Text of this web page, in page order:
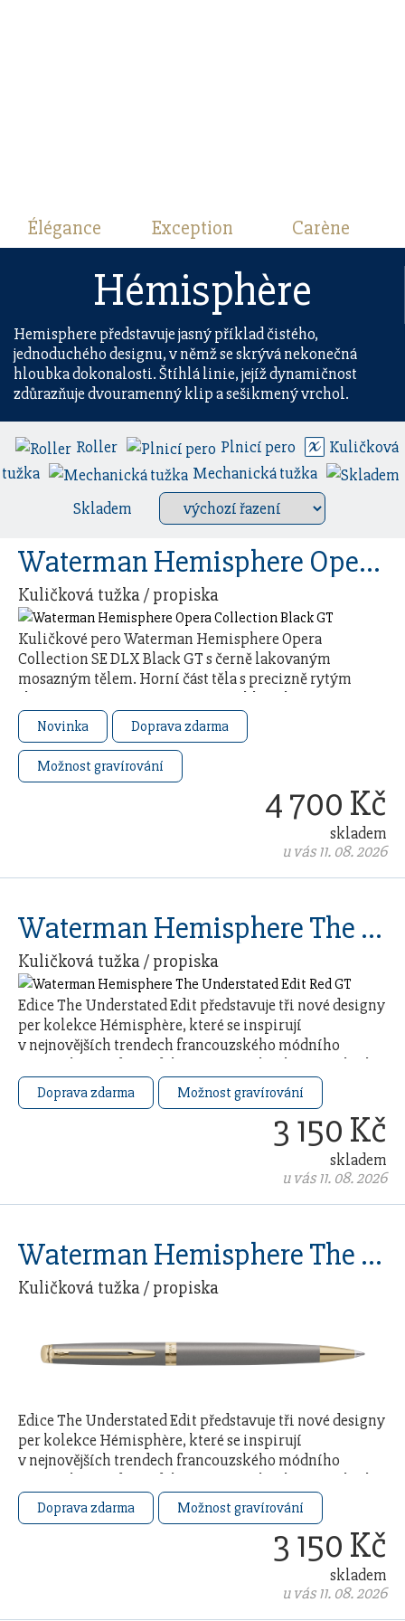
Élégance Exception Carène
Hémisphère
Hemisphere představuje jasný příklad čistého,
jednoduchého designu, v němž se skrývá nekonečná
hloubka dokonalosti. Štíhlá linie, jejíž dynamičnost
zdůrazňuje dvouramenný klip a sešikmený vrchol.
Roller Plnicí pero
Kuličková
tužka
Mechanická tužka
Skladem
Waterman Hemisphere Opera Collection Black GT
Kuličková tužka / propiska
Kuličkové pero Waterman Hemisphere Opera
Collection SE DLX Black GT s černě lakovaným
mosazným tělem. Horní část těla s precizně rytým
složitým vzorem připomínajícím klasické pero
Waterman „Man …
Novinka Doprava zdarma
Možnost gravírování
4 700 Kč
skladem
u vás 11. 08. 2026
Waterman Hemisphere The Understated Edit Red GT
Kuličková tužka / propiska
Edice The Understated Edit představuje tři nové designy
per kolekce Hémisphère, které se inspirují
v nejnovějších trendech francouzského módního
průmyslu. Každý model čerpá ze 140letého řemeslného
…
Doprava zdarma Možnost gravírování
3 150 Kč
skladem
u vás 11. 08. 2026
Waterman Hemisphere The Understated Edit Stone GT
Kuličková tužka / propiska
Edice The Understated Edit představuje tři nové designy
per kolekce Hémisphère, které se inspirují
v nejnovějších trendech francouzského módního
průmyslu. Každý model čerpá ze 140letého řemeslného
… Doprava zdarma Možnost gravírování
3 150 Kč
skladem
u vás 11. 08. 2026